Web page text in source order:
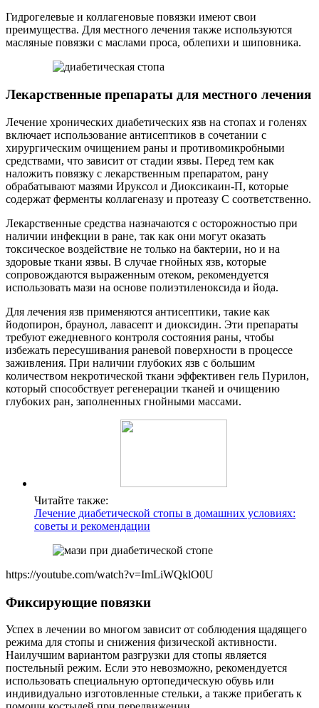
Гидрогелевые и коллагеновые повязки имеют свои
преимущества. Для местного лечения также используются
масляные повязки с маслами проса, облепихи и шиповника.
Лекарственные препараты для местного лечения
Лечение хронических диабетических язв на стопах и голенях
включает использование антисептиков в сочетании с
хирургическим очищением раны и противомикробными
средствами, что зависит от стадии язвы. Перед тем как
наложить повязку с лекарственным препаратом, рану
обрабатывают мазями Ируксол и Диоксикаин-П, которые
содержат ферменты коллагеназу и протеазу С соответственно.
Лекарственные средства назначаются с осторожностью при
наличии инфекции в ране, так как они могут оказать
токсическое воздействие не только на бактерии, но и на
здоровые ткани язвы. В случае гнойных язв, которые
сопровождаются выраженным отеком, рекомендуется
использовать мази на основе полиэтиленоксида и йода.
Для лечения язв применяются антисептики, такие как
йодопирон, браунол, лавасепт и диоксидин. Эти препараты
требуют ежедневного контроля состояния раны, чтобы
избежать пересушивания раневой поверхности в процессе
заживления. При наличии глубоких язв с большим
количеством некротической ткани эффективен гель Пурилон,
который способствует регенерации тканей и очищению
глубоких ран, заполненных гнойными массами.
Читайте также:
Лечение диабетической стопы в домашних условиях:
советы и рекомендации
https://youtube.com/watch?v=ImLiWQklO0U
Фиксирующие повязки
Успех в лечении во многом зависит от соблюдения щадящего
режима для стопы и снижения физической активности.
Наилучшим вариантом разгрузки для стопы является
постельный режим. Если это невозможно, рекомендуется
использовать специальную ортопедическую обувь или
индивидуально изготовленные стельки, а также прибегать к